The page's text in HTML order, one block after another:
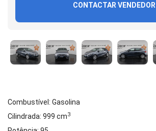
CONTACTAR VENDEDOR
Combustível: Gasolina
Cilindrada: 999 cm3